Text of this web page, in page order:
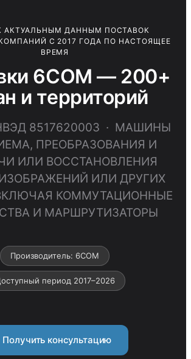
АКТУАЛЬНЫМ ДАННЫМ ПОСТАВОК
С 2017 ГОДА ПО НАСТОЯЩЕЕ
ВРЕМЯ
6COM — 200+
и территорий
8517620003 · МАШИНЫ
ПРЕОБРАЗОВАНИЯ И
ИЛИ ВОССТАНОВЛЕНИЯ
ИЛИ ДРУГИХ
КОММУТАЦИОННЫЕ
И МАРШРУТИЗАТОРЫ
Производитель: 6COM
период 2017–2026
Получить консультацию